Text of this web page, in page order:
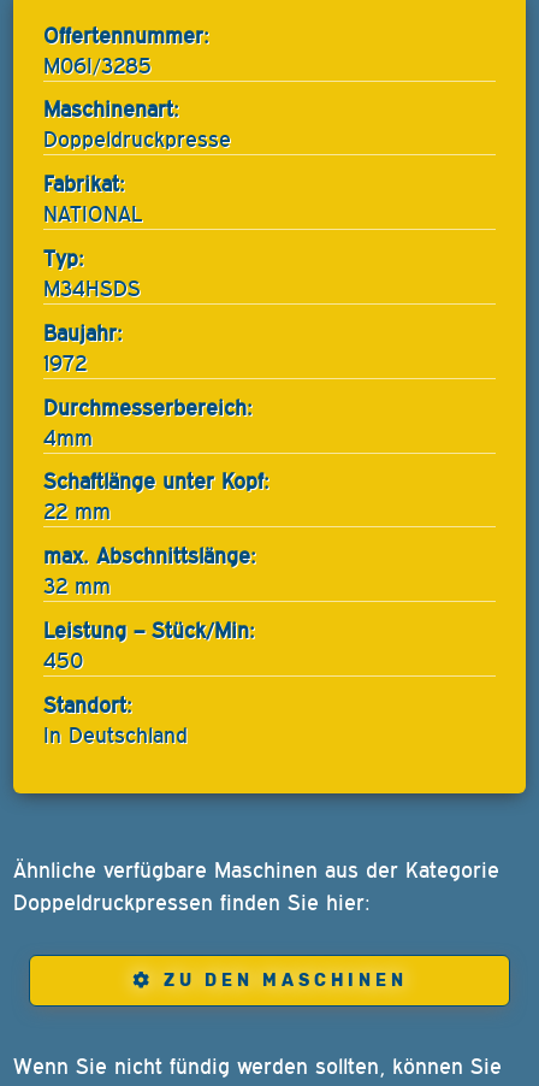
Offertennummer:
M06I/3285
Maschinenart:
Doppeldruckpresse
Fabrikat:
NATIONAL
Typ:
M34HSDS
Baujahr:
1972
Durchmesserbereich:
4mm
Schaftlänge unter Kopf:
22 mm
max. Abschnittslänge:
32 mm
Leistung – Stück/Min:
450
Standort:
In Deutschland
Ähnliche verfügbare Maschinen aus der Kategorie
Doppeldruckpressen finden Sie hier:
ZU DEN MASCHINEN
Wenn Sie nicht fündig werden sollten, können Sie